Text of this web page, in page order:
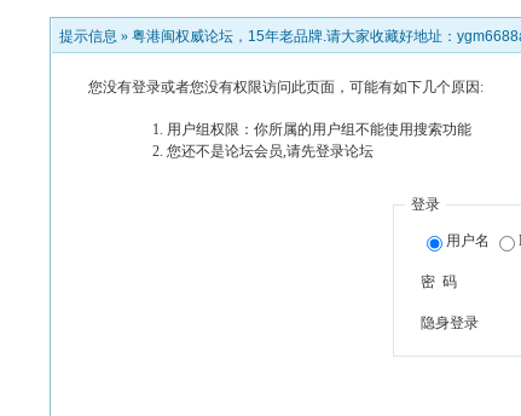
提示信息 » 粤港闽权威论坛，15年老品牌.请大家收藏好地址：
您没有登录或者您没有权限访问此页面，可能有如下几个原因:
用户组权限：你所属的用户组不能使用搜索功能
您还不是论坛会员,请先登录论坛
登录
用户名
密 码
隐身登录